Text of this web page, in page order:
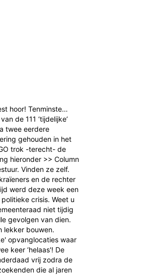
hoor! Tenminste…
de 111 ‘tijdelijke’
twee eerdere
gehouden in het
trok -terecht- de
hieronder >> Column
Vinden ze zelf.
en de rechter
werd deze week een
crisis. Weet u
niet tijdig
gevolgen van dien.
lekker bouwen.
opvanglocaties waar
keer ‘helaas'! De
vrij zodra de
die al jaren